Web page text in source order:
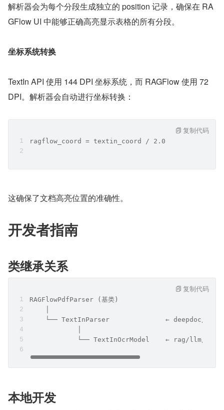
解析器会为每个分段生成独立的 position 记录，确保在 RA
GFlow UI 中能够正确高亮显示表格的所有分段。
坐标系统转换
TextIn API 使用 144 DPI 坐标系统，而 RAGFlow 使用 72
DPI。解析器会自动进行坐标转换：
ragflow_coord = textin_coord / 2.0
复制代码
这确保了文档高亮位置的准确性。
开发者指南
类继承关系
RAGFlowPdfParser (基类)
└── TextInParser              ← deepdoc/
└── TextInOcrModel    ← rag/llm/
复制代码
本地开发